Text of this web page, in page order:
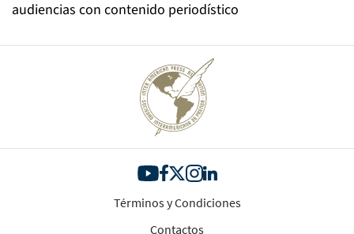
audiencias con contenido periodístico
Términos y Condiciones
Contactos